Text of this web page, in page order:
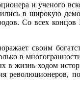
и ученого
в широкую
Со всех
своим
в
в жизнь ходом